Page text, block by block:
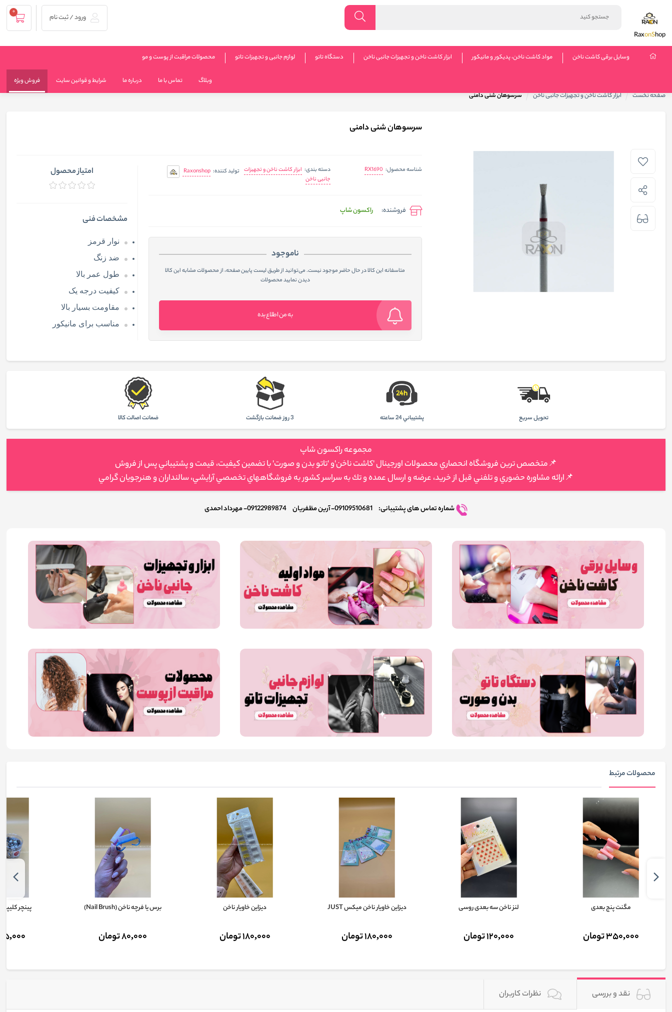
RaxonShop
ورود / ثبت نام
0
وسایل برقی کاشت ناخن مواد کاشت ناخن، پدیکور و مانیکور ابزار کاشت ناخن و تجهیزات جانبی ناخن دستگاه تاتو لوازم جانبی و تجهیزات تاتو محصولات مراقبت از پوست و مو
وبلاگ تماس با ما درباره ما شرایط و قوانین سایت
فروش ویژه
صفحه نخست
ابزار کاشت ناخن و تجهیزات جانبی ناخن سرسوهان شنی دامنی
سرسوهان شنی دامنی
شناسه محصول: RX1690 دسته بندی: ابزار کاشت ناخن و تجهیزات
جانبی ناخن
تولید کننده: Raxonshop
فروشنده: راکسون شاپ
ناموجود
متاسفانه این کالا در حال حاضر موجود نیست. می‌توانید از طریق لیست پایین صفحه، از محصولات مشابه این کالا
دیدن نمایید محصولات
به من اطلاع بده
امتیاز محصول
مشخصات فنی
نوار قرمز
ضد زنگ
طول عمر بالا
کیفیت درجه یک
مقاومت بسیار بالا
مناسب برای مانیکور
تحويل سريع پشتيباني 24 ساعته 3 روز ضمانت بازگشت ضمانت اصالت كالا
مجموعه راكسون شاپ
📌متخصص ترين فروشگاه انحصاري محصولات اورجينال 'كاشت ناخن'و 'تاتو بدن و صورت' با تضمين كيفيت، قيمت و پشتيباني پس از فروش
📌ارائه مشاوره حضوري و تلفني قبل از خريد، عرضه و ارسال عمده و تك به سراسر كشور به فروشگاههاي تخصصي آرايشي، سالنداران و هنرجويان گرامي
شماره تماس های پشتیبانی: 09109510681- آرین مظفریان 09122989874- مهرداد احمدی
محصولات مرتبط
مگنت پنج بعدی
350,000 تومان
لنز ناخن سه بعدی روسی
120,000 تومان
دیزاین خاویار ناخن میکس JUST
180,000 تومان
دیزاین خاویار ناخن
180,000 تومان
برس یا فرچه ناخن (Nail Brush)
80,000 تومان
پینچر
25,000
نقد و بررسی نظرات کاربران